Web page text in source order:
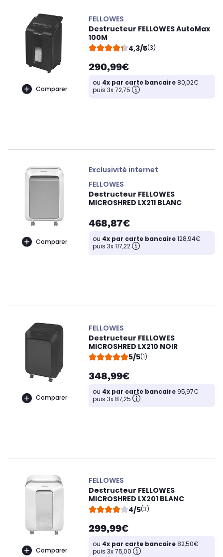
Comparer
FELLOWES
Destructeur FELLOWES AutoMax
100M
4,3/5(3)
290,99€
ou 4x par carte bancaire80,02€
puis 3x 72,75
Comparer
Exclusivité internet
FELLOWES
Destructeur FELLOWES
MICROSHRED LX211 BLANC
468,87€
ou 4x par carte bancaire128,94€
puis 3x 117,22
Comparer
FELLOWES
Destructeur FELLOWES
MICROSHRED LX210 NOIR
5/5(1)
348,99€
ou 4x par carte bancaire 95,97€
puis 3x 87,25
Comparer
FELLOWES
Destructeur FELLOWES
MICROSHRED LX201 BLANC
4/5(3)
299,99€
ou 4x par carte bancaire82,50€
puis 3x 75,00